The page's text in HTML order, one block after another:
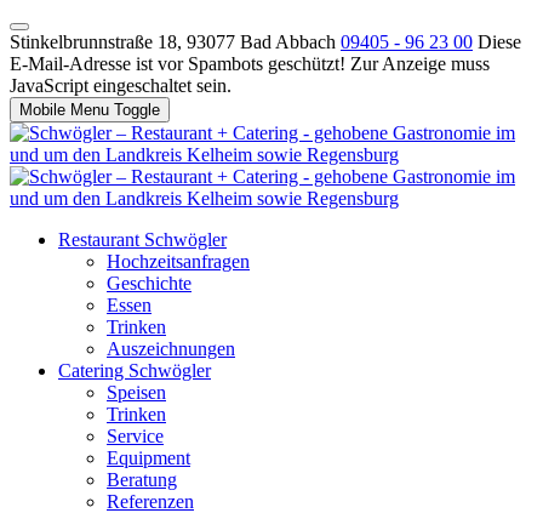
Stinkelbrunnstraße 18, 93077 Bad Abbach 09405 - 96 23 00 Diese
E-Mail-Adresse ist vor Spambots geschützt! Zur Anzeige muss
JavaScript eingeschaltet sein.
Mobile Menu Toggle
Restaurant Schwögler
Hochzeitsanfragen
Geschichte
Essen
Trinken
Auszeichnungen
Catering Schwögler
Speisen
Trinken
Service
Equipment
Beratung
Referenzen